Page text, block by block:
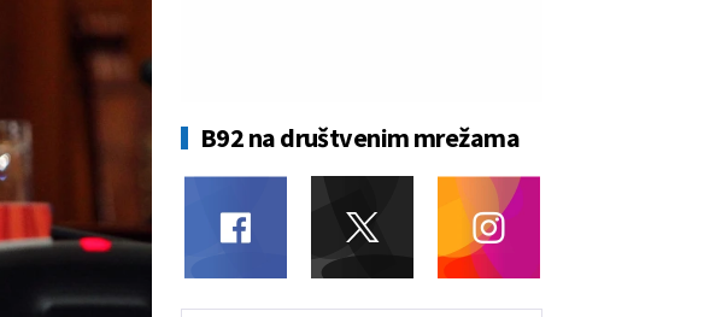
B92 na društvenim mrežama